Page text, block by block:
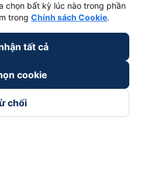
chọn bất kỳ lúc nào trong phần
trong Chính sách Cookie.
tất cả
cookie
chối